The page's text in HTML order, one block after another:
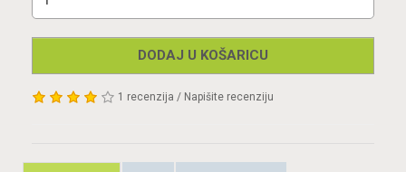
DODAJ U KOŠARICU
1 recenzija / Napišite recenziju